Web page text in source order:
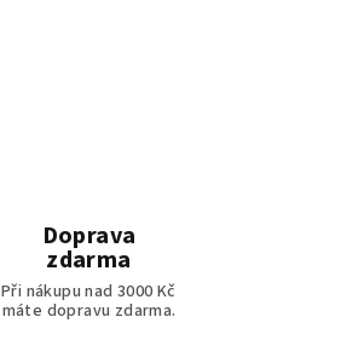
Doprava
zdarma
Při nákupu nad 3000 Kč
máte dopravu zdarma.